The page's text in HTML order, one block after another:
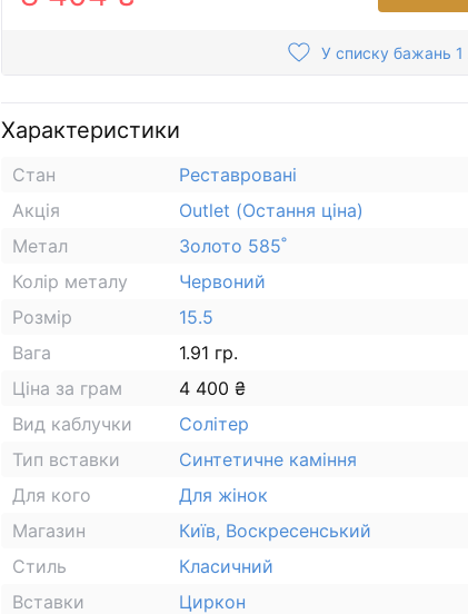
У списку бажань
Характеристики
Стан
Реставровані
Акція
Outlet (Остання ціна)
Метал
Золото 585˚
Колір металу
Червоний
Розмір
15.5
Вага
1.91 гр.
Ціна за грам
4 400 ₴
Вид каблучки
Солітер
Тип вставки
Синтетичне каміння
Для кого
Для жінок
Магазин
Київ, Воскресенський
Стиль
Класичний
Вставки
Циркон